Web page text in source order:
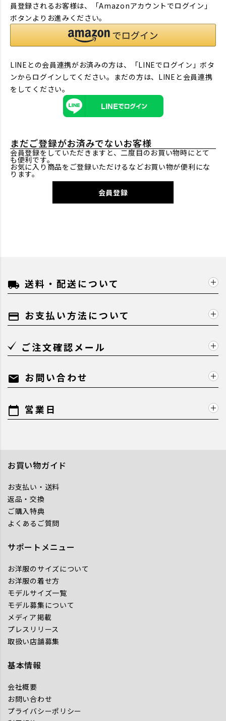
員登録されるお客様は、「Amazonアカウントでログイン」
ボタンよりお進みください。
LINEとの会員連携がお済みの方は、「LINEでログイン」ボタ
ンからログインしてください。まだの方は、 LINEと会員連携
をしてください。
まだご登録がお済みでないお客様
会員登録をしていただきますと、二度目のお買い物時にとて
も便利です。
お気に入り商品をご登録いただけるなどお買い物が便利にな
ります。
会員登録
local_shipping 送料・配送について
payment お支払い方法について
ご注文確認メール
mail お問い合わせ
calendar_today 営業日
お買い物ガイド
お支払い・送料
返品・交換
ご購入特典
よくあるご質問
サポートメニュー
お洋服のサイズについて
お洋服の着せ方
モデルサイズ一覧
モデル募集について
メディア掲載
プレスリリース
取扱い店舗募集
基本情報
会社概要
お問い合わせ
プライバシーポリシー